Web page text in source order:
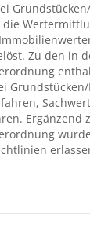
die
Zu den in
Ergänzend